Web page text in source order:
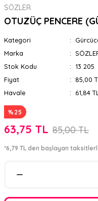
SÖZLER
OTUZÜÇ PENCERE
Kategori
Marka
Stok Kodu
13 205
Fiyat
85,00
Havale
61,84
%25
63,75 TL 85,00 TL
*6,79 TL den başlayan